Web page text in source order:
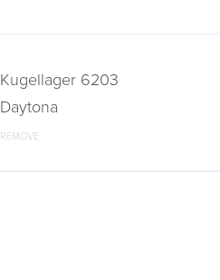
Kugellager 6203
Daytona
REMOVE